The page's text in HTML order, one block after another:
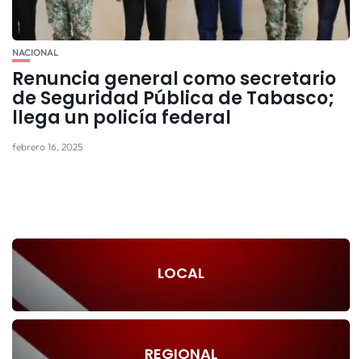
NACIONAL
Renuncia general como secretario
de Seguridad Pública de Tabasco;
llega un policía federal
febrero 16, 2025
LOCAL
REGIONAL